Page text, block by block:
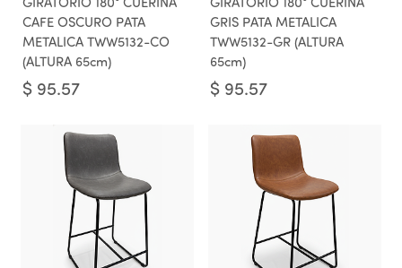
GIRATORIO 180° CUERINA
CAFE OSCURO PATA
METALICA TWW5132-CO
(ALTURA 65cm)
$ 95.57
GIRATORIO 180° CUERINA
GRIS PATA METALICA
TWW5132-GR (ALTURA
65cm)
$ 95.57